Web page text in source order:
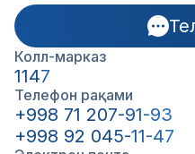
Колл-марказ
1147
Телефон рақами
+998 71 207-91-93
+998 92 045-11-47